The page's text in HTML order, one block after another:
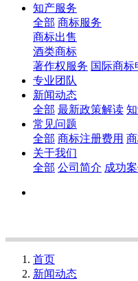
知产服务
全部 商标服务
商标出售
酒类商标
著作权服务 国际商标
专业团队
新闻动态
全部 最新政策解读
常见问题
全部 商标注册费用
关于我们
全部 公司简介 成功
首页
新闻动态